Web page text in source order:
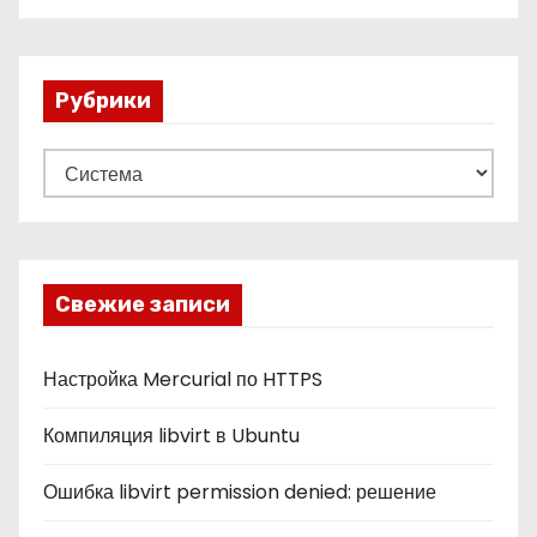
Рубрики
у
к
и
Свежие записи
Настройка Mercurial по HTTPS
Компиляция libvirt в Ubuntu
Ошибка libvirt permission denied: решение